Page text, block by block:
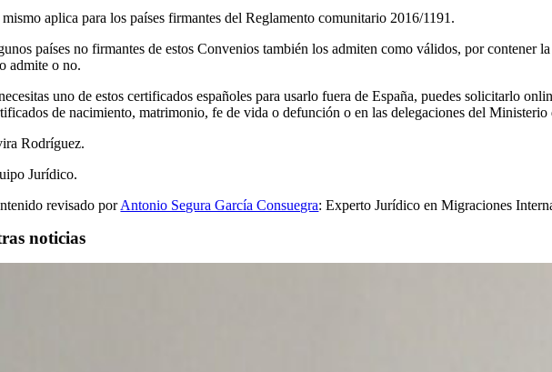
aplica para los países firmantes del Reglamento comunitario 2016/1191.
países no firmantes de estos Convenios también los admiten como válidos, por contener
admite o no.
uno de estos certificados españoles para usarlo fuera de España, puedes solicitarlo
de nacimiento, matrimonio, fe de vida o defunción o en las delegaciones del Ministerio
Rodríguez.
Jurídico.
revisado porAntonio Segura García Consuegra: Experto Jurídico en Migraciones
noticias